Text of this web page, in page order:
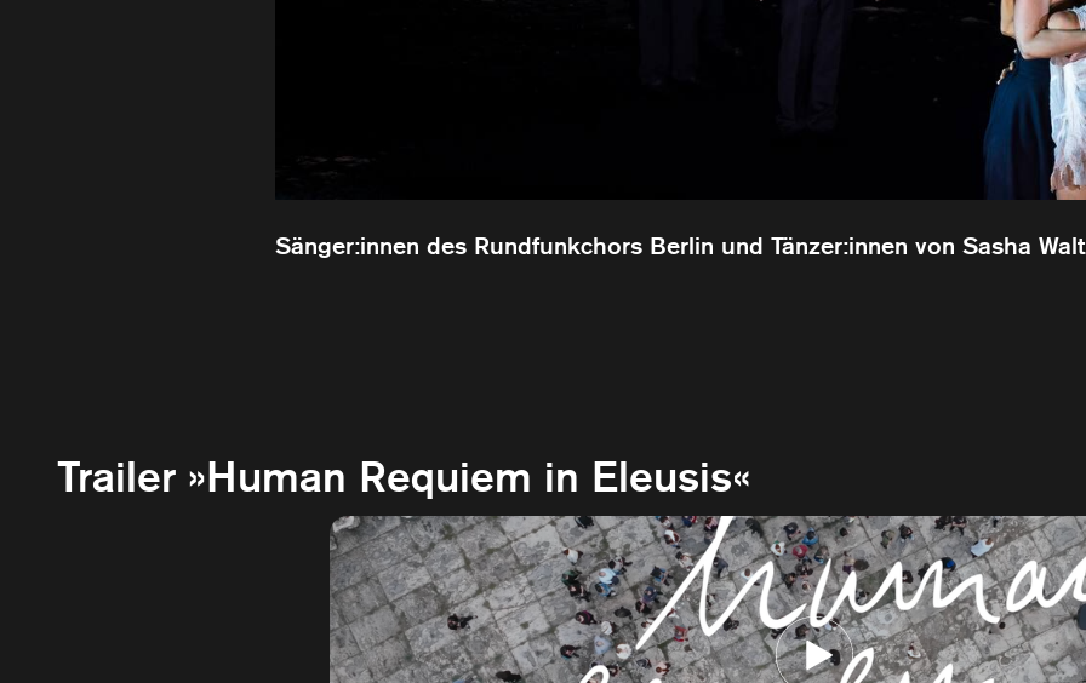
Sänger:innen des Rundfunkchors Berlin und Tänzer:innen von Sasha
Trailer »Human Requiem in Eleusis«